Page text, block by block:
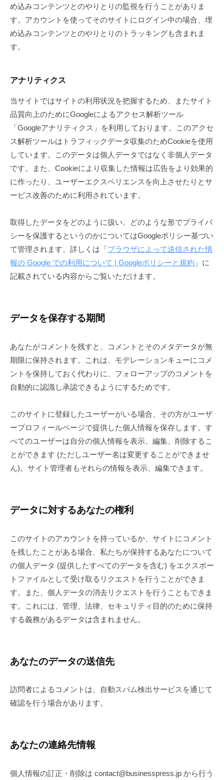
め込みコンテンツとのやりとりの監視を行うことがありま
す。アカウントを使ってそのサイトにログイン中の場合、埋
め込みコンテンツとのやりとりのトラッキングも含まれま
す。
アナリティクス
当サイトではサイトの利用状況を把握するため、またサイト
品質向上のためにGoogleによるアクセス解析ツール
「Googleアナリティクス」を利用しております。このアクセ
ス解析ツールはトラフィックデータ収集のためCookieを使用
しています。このデータは個人データではなく非個人データ
です。また、Cookieにより収集した情報は広告をより効果的
に作ったり、ユーザーエクスペリエンスを向上させたりとサ
ービス改善のために利用されています。
取得したデータをどのように扱い、どのような形でプライバ
シーを保護するというのかについてはGoogleポリシー基づい
て管理されます。詳しくは「ブラウザによって送信された情
報の Google での利用について | Googleポリシーと規約 」に
記載されている内容からご覧いただけます。
データを保存する期間
あなたがコメントを残すと、コメントとそのメタデータが無
期限に保持されます。これは、モデレーションキューにコメ
ントを保持しておく代わりに、フォローアップのコメントを
自動的に認識し承認できるようにするためです。
このサイトに登録したユーザーがいる場合、その方がユーザ
ープロフィールページで提供した個人情報を保存します。す
べてのユーザーは自分の個人情報を表示、編集、削除するこ
とができます (ただしユーザー名は変更することができませ
ん)。サイト管理者もそれらの情報を表示、編集できます。
データに対するあなたの権利
このサイトのアカウントを持っているか、サイトにコメント
を残したことがある場合、私たちが保持するあなたについて
の個人データ (提供したすべてのデータを含む) をエクスポー
トファイルとして受け取るリクエストを行うことができま
す。また、個人データの消去リクエストを行うこともできま
す。これには、管理、法律、セキュリティ目的のために保持
する義務があるデータは含まれません。
あなたのデータの送信先
訪問者によるコメントは、自動スパム検出サービスを通じて
確認を行う場合があります。
あなたの連絡先情報
個人情報の訂正・削除は contact@businesspress.jp から行う